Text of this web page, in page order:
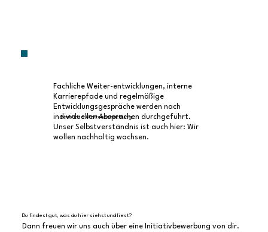
Fachliche Weiter-entwicklungen, interne
Karrierepfade und regelmäßige
Entwicklungsgespräche werden nach
individuellen Absprachen durchgeführt.
Unser Selbstverständnis ist auch hier: Wir
wollen nachhaltig wachsen.
Fachliche Weiterentwicklung
Du findest gut, was du hier siehst und liest?
Dann freuen wir uns auch über eine Initiativbewerbung von dir.